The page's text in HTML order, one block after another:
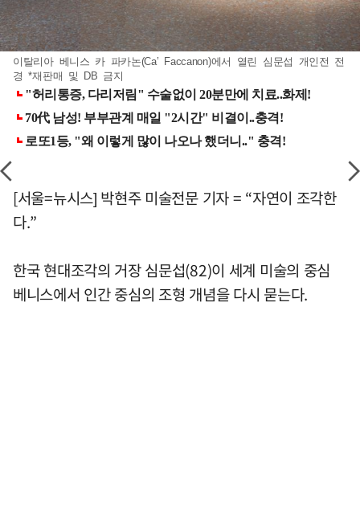
이탈리아 베니스 카 파카논(Ca’ Faccanon)에서 열린 심문섭 개인전 전
경 *재판매 및 DB 금지
[서울=뉴시스] 박현주 미술전문 기자 = “자연이 조각한
다.”
한국 현대조각의 거장 심문섭(82)이 세계 미술의 중심
베니스에서 인간 중심의 조형 개념을 다시 묻는다.